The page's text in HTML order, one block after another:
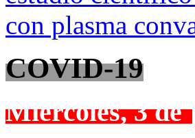
COVID-19
Miércoles, 3 de